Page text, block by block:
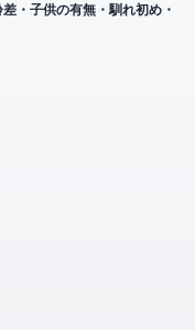
・子供の有無・馴れ初め・